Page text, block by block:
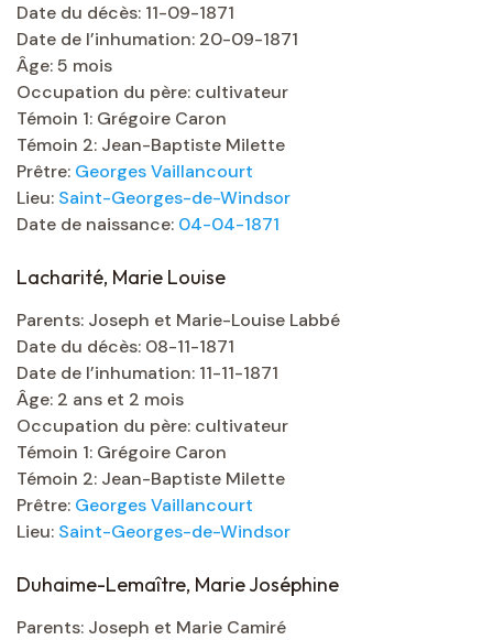
Date du décès: 11-09-1871
Date de l’inhumation: 20-09-1871
Âge: 5 mois
Occupation du père: cultivateur
Témoin 1: Grégoire Caron
Témoin 2: Jean-Baptiste Milette
Prêtre: Georges Vaillancourt
Lieu: Saint-Georges-de-Windsor
Date de naissance: 04-04-1871
Lacharité, Marie Louise
Parents: Joseph et Marie-Louise Labbé
Date du décès: 08-11-1871
Date de l’inhumation: 11-11-1871
Âge: 2 ans et 2 mois
Occupation du père: cultivateur
Témoin 1: Grégoire Caron
Témoin 2: Jean-Baptiste Milette
Prêtre: Georges Vaillancourt
Lieu: Saint-Georges-de-Windsor
Duhaime-Lemaître, Marie Joséphine
Parents: Joseph et Marie Camiré